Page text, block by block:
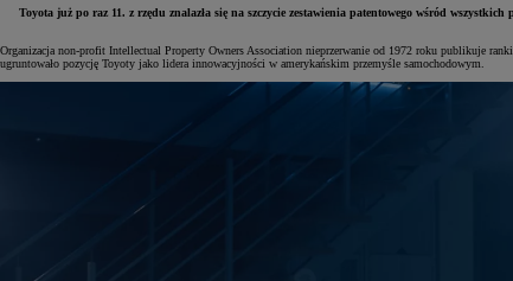
Od81 900 zł
Toyota już po raz 11. z rzędu znalazła się na szczycie zestawienia patentowego wśród
Organizacja non-profit Intellectual Property Owners Association nieprzerwanie od 1972 roku publikuje
ugruntowało pozycję Toyoty jako lidera innowacyjności w amerykańskim przemyśle samochodowym.